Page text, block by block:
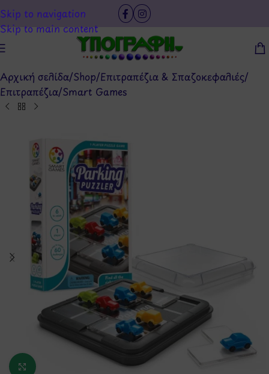
Skip to navigation
Skip to main content
Αρχική σελίδα/Shop/Επιτραπέζια & Σπαζοκεφαλιές/
Επιτραπέζια/Smart Games
Κάντε κλικ για μεγέθυνση